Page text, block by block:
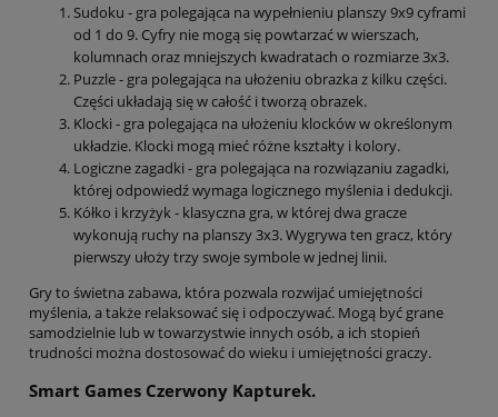
Sudoku - gra polegająca na wypełnieniu planszy 9x9 cyframi
od 1 do 9. Cyfry nie mogą się powtarzać w wierszach,
kolumnach oraz mniejszych kwadratach o rozmiarze 3x3.
Puzzle - gra polegająca na ułożeniu obrazka z kilku części.
Części układają się w całość i tworzą obrazek.
Klocki - gra polegająca na ułożeniu klocków w określonym
układzie. Klocki mogą mieć różne kształty i kolory.
Logiczne zagadki - gra polegająca na rozwiązaniu zagadki,
której odpowiedź wymaga logicznego myślenia i dedukcji.
Kółko i krzyżyk - klasyczna gra, w której dwa gracze
wykonują ruchy na planszy 3x3. Wygrywa ten gracz, który
pierwszy ułoży trzy swoje symbole w jednej linii.
Gry to świetna zabawa, która pozwala rozwijać umiejętności
myślenia, a także relaksować się i odpoczywać. Mogą być grane
samodzielnie lub w towarzystwie innych osób, a ich stopień
trudności można dostosować do wieku i umiejętności graczy.
Smart Games Czerwony Kapturek.